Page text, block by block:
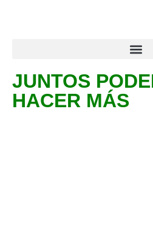
JUNTOS
HACER MÁS